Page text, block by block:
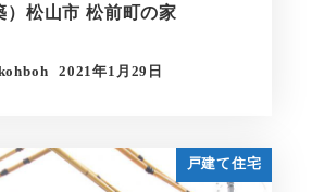
）松山市 松前町の家
2021年1月29日
戸建て住宅